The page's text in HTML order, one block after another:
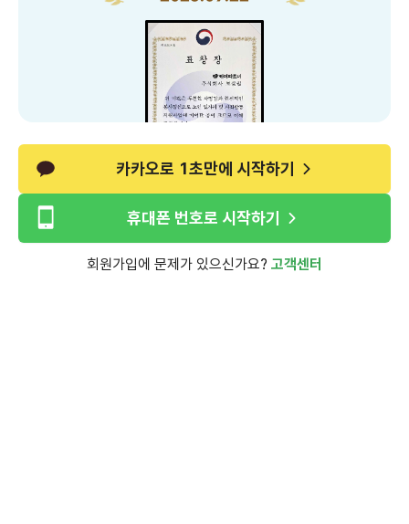
카카오로 1초만에 시작하기
휴대폰 번호로 시작하기
회원가입에 문제가 있으신가요? 고객센터